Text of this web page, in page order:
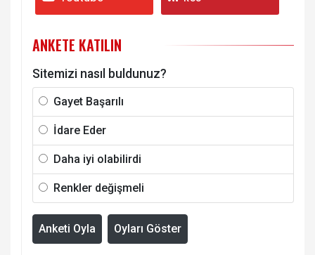
ANKETE KATILIN
Sitemizi nasıl buldunuz?
Gayet Başarılı
İdare Eder
Daha iyi olabilirdi
Renkler değişmeli
Anketi Oyla Oyları Göster